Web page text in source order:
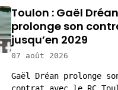
Toulon : Gaël Dréan
prolonge son
jusqu’en 2029
07 août 2026
Gaël Dréan prolonge
contrat avec le RC